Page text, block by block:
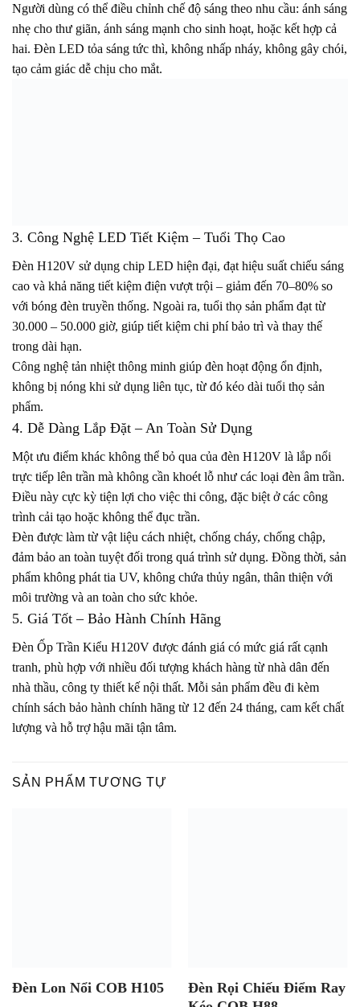
Người dùng có thể điều chỉnh chế độ sáng theo nhu cầu: ánh sáng
nhẹ cho thư giãn, ánh sáng mạnh cho sinh hoạt, hoặc kết hợp cả
hai. Đèn LED tỏa sáng tức thì, không nhấp nháy, không gây chói,
tạo cảm giác dễ chịu cho mắt.
3. Công Nghệ LED Tiết Kiệm – Tuổi Thọ Cao
Đèn H120V sử dụng chip LED hiện đại, đạt hiệu suất chiếu sáng
cao và khả năng tiết kiệm điện vượt trội – giảm đến 70–80% so
với bóng đèn truyền thống. Ngoài ra, tuổi thọ sản phẩm đạt từ
30.000 – 50.000 giờ, giúp tiết kiệm chi phí bảo trì và thay thế
trong dài hạn.
Công nghệ tản nhiệt thông minh giúp đèn hoạt động ổn định,
không bị nóng khi sử dụng liên tục, từ đó kéo dài tuổi thọ sản
phẩm.
4. Dễ Dàng Lắp Đặt – An Toàn Sử Dụng
Một ưu điểm khác không thể bỏ qua của đèn H120V là lắp nổi
trực tiếp lên trần mà không cần khoét lỗ như các loại đèn âm trần.
Điều này cực kỳ tiện lợi cho việc thi công, đặc biệt ở các công
trình cải tạo hoặc không thể đục trần.
Đèn được làm từ vật liệu cách nhiệt, chống cháy, chống chập,
đảm bảo an toàn tuyệt đối trong quá trình sử dụng. Đồng thời, sản
phẩm không phát tia UV, không chứa thủy ngân, thân thiện với
môi trường và an toàn cho sức khỏe.
5. Giá Tốt – Bảo Hành Chính Hãng
Đèn Ốp Trần Kiểu H120V được đánh giá có mức giá rất cạnh
tranh, phù hợp với nhiều đối tượng khách hàng từ nhà dân đến
nhà thầu, công ty thiết kế nội thất. Mỗi sản phẩm đều đi kèm
chính sách bảo hành chính hãng từ 12 đến 24 tháng, cam kết chất
lượng và hỗ trợ hậu mãi tận tâm.
SẢN PHẨM TƯƠNG TỰ
Đèn Lon Nổi COB H105
Đèn Rọi Chiếu Điểm Ray